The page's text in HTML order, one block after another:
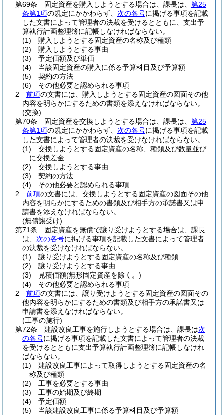
第69条
固定資産を購入しようとする場合は、課長は、 第25
条第1項の規定にかかわらず、 次の各号に掲げる事項を記載
した文書によって管理者の決裁を受けるとともに、支出予
算執行計画整理簿に記帳しなければならない。
(1)
購入しようとする固定資産の名称及び種類
(2)
購入しようとする事由
(3)
予定価額及び単価
(4)
当該固定資産の購入に係る予算科目及び予算額
(5)
契約の方法
(6)
その他必要と認められる事項
2
前項の文書には、購入しようとする固定資産の図面その他
内容を明らかにするための書類を添えなければならない。
(交換)
第70条
固定資産を交換しようとする場合は、課長は、 第25
条第1項の規定にかかわらず、 次の各号に掲げる事項を記載
した文書によって管理者の決裁を受けなければならない。
(1)
交換しようとする固定資産の名称、種類及び数量並び
に交換差金
(2)
交換しようとする事由
(3)
契約の方法
(4)
その他必要と認められる事項
2
前項の文書には、交換しようとする固定資産の図面その他
内容を明らかにするための書類及び相手方の承諾書又は申
請書を添えなければならない。
(無償譲受け)
第71条
固定資産を無償で譲り受けようとする場合は、課長
は、 次の各号に掲げる事項を記載した文書によって管理者
の決裁を受けなければならない。
(1)
譲り受けようとする固定資産の名称及び種類
(2)
譲り受けようとする事由
(3)
見積価額(無形固定資産を除く。)
(4)
その他必要と認められる事項
2
前項の文書には、譲り受けようとする固定資産の図面その
他内容を明らかにするための書類及び相手方の承諾書又は
申請書を添えなければならない。
(工事の施行)
第72条
建設改良工事を施行しようとする場合は、課長は次
の各号に掲げる事項を記載した文書によって管理者の決裁
を受けるとともに支出予算執行計画整理簿に記帳しなけれ
ばならない。
(1)
建設改良工事によって取得しようとする固定資産の名
称及び種類
(2)
工事を必要とする事由
(3)
工事の始期及び終期
(4)
予定価額
(5)
当該建設改良工事に係る予算科目及び予算額